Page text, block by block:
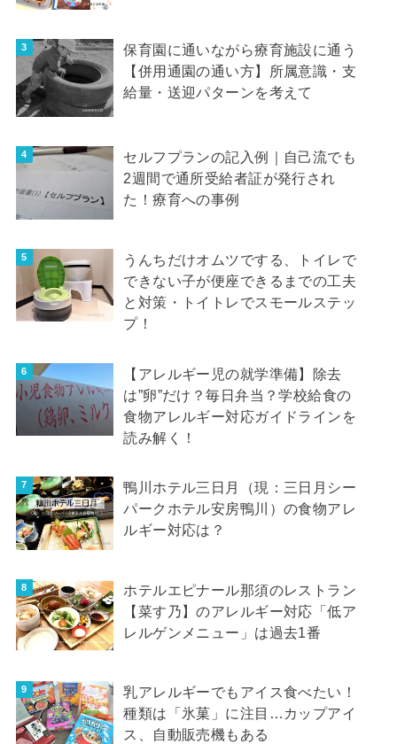
保育園に通いながら療育施設に通う
【併用通園の通い方】所属意識・支
給量・送迎パターンを考えて
セルフプランの記入例｜自己流でも
2週間で通所受給者証が発行され
た！療育への事例
うんちだけオムツでする、トイレで
できない子が便座できるまでの工夫
と対策・トイトレでスモールステッ
プ！
【アレルギー児の就学準備】除去
は”卵”だけ？毎日弁当？学校給食の
食物アレルギー対応ガイドラインを
読み解く！
鴨川ホテル三日月（現：三日月シー
パークホテル安房鴨川）の食物アレ
ルギー対応は？
ホテルエピナール那須のレストラン
【菜す乃】のアレルギー対応「低ア
レルゲンメニュー」は過去1番
乳アレルギーでもアイス食べたい！
種類は「氷菓」に注目…カップアイ
ス、自動販売機もある